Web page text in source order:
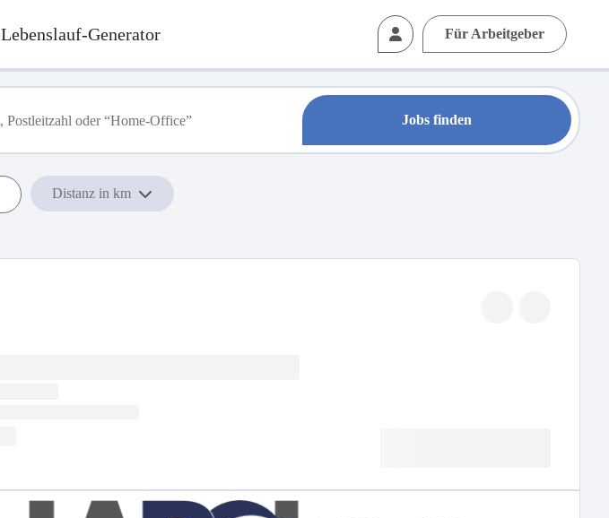
Lebenslauf-Generator Für Arbeitgeber
Jobs finden
Distanz in km